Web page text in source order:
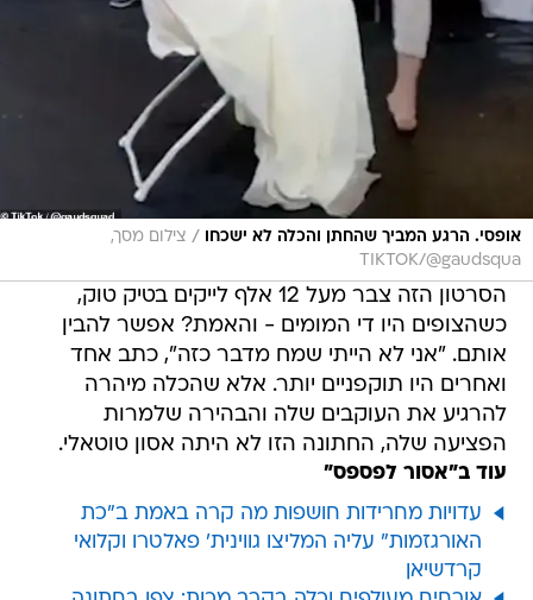
אופסי. הרגע המביך שהחתן והכלה לא ישכחו / צילום מסך,
TIKTOK/@gaudsqua
הסרטון הזה צבר מעל 12 אלף לייקים בטיק טוק,
כשהצופים היו די המומים - והאמת? אפשר להבין
אותם. "אני לא הייתי שמח מדבר כזה", כתב אחד
ואחרים היו תוקפניים יותר. אלא שהכלה מיהרה
להרגיע את העוקבים שלה והבהירה שלמרות
הפציעה שלה, החתונה הזו לא היתה אסון טוטאלי.
עוד ב"אסור לפספס"
עדויות מחרידות חושפות מה קרה באמת ב"כת
האורגזמות" עליה המליצו גווינית' פאלטרו וקלואי
קרדשיאן